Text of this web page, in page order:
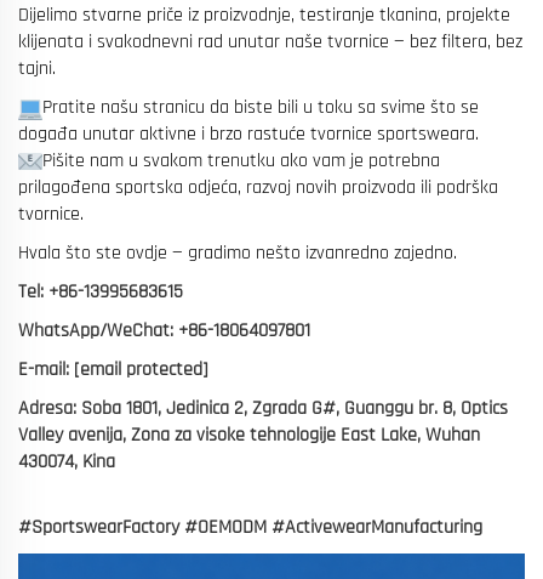
Dijelimo stvarne priče iz proizvodnje, testiranje tkanina, projekte
klijenata i svakodnevni rad unutar naše tvornice — bez filtera, bez
tajni.
Pratite našu stranicu da biste bili u toku sa svime što se
događa unutar aktivne i brzo rastuće tvornice sportsweara.
Pišite nam u svakom trenutku ako vam je potrebna
prilagođena sportska odjeća, razvoj novih proizvoda ili podrška
tvornice.
Hvala što ste ovdje — gradimo nešto izvanredno zajedno.
Tel: +86-13995683615
WhatsApp/WeChat: +86-18064097801
E-mail: [email protected]
Adresa: Soba 1801, Jedinica 2, Zgrada G#, Guanggu br. 8, Optics
Valley avenija, Zona za visoke tehnologije East Lake, Wuhan
430074, Kina
#SportswearFactory #OEMODM #ActivewearManufacturing